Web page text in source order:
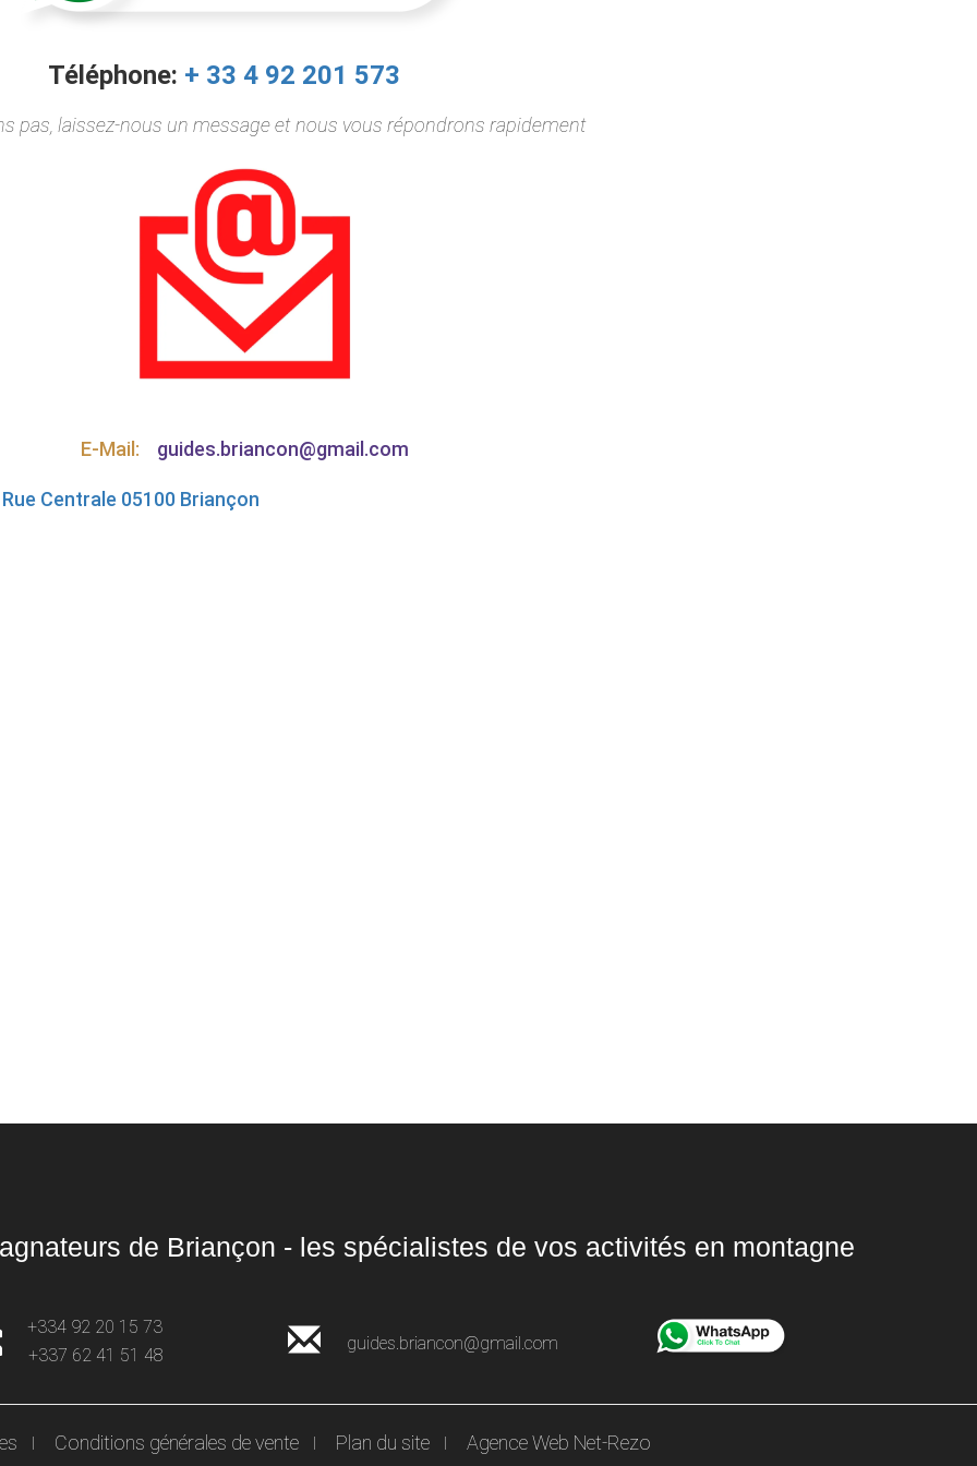
Téléphone: + 33 4 92 201 573
pas, laissez-nous un message et nous vous répondrons rapidement
E-Mail: guides.briancon@gmail.com
Centrale 05100 Briançon
de Briançon - les spécialistes de vos activités en montagne
+334 92 20 15 73
+337 62 41 51 48
guides.briancon@gmail.com
Conditions générales de vente Plan du site Agence Web Net-Rezo